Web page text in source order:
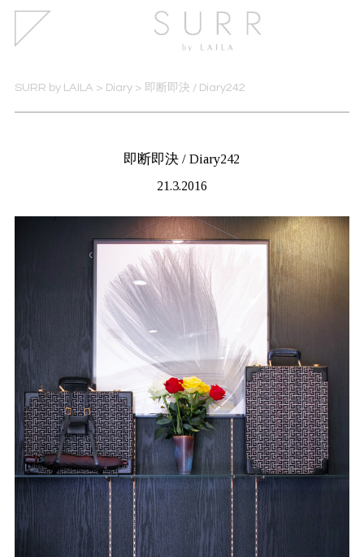
SURR by LAILA > Diary> 即断即決 / Diary242
即断即決 / Diary242
21.3.2016